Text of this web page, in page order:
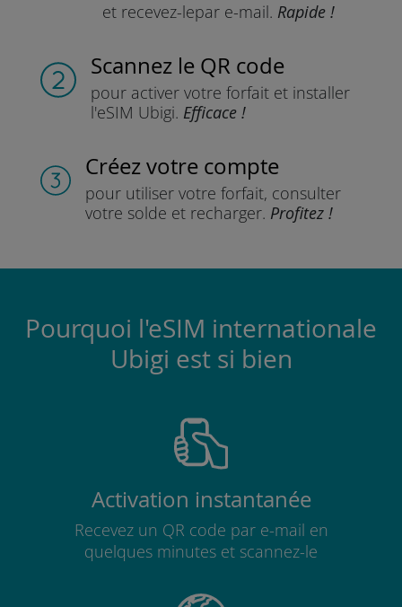
et recevez-lepar e-mail. Rapide !
Scannez le QR code
pour activer votre forfaitet installer
l'eSIM Ubigi. Efficace !
Créez votre compte
pour utiliser votre forfait, consulter
votre solde et recharger. Profitez !
Pourquoi l'eSIM internationale
Ubigi est si bien
Activation instantanée
Recevez un QR code par e-mail en
quelques minutes et scannez-le